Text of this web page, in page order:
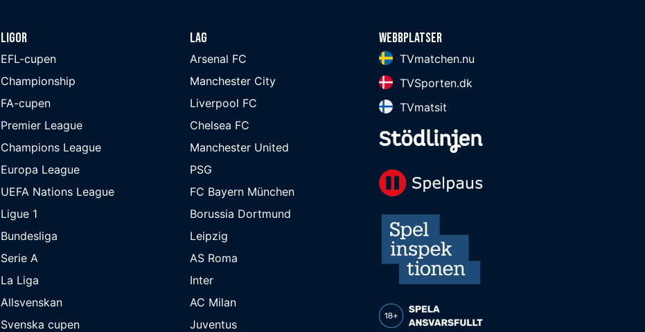
Ligor
EFL-cupen
Championship
FA-cupen
Premier League
Champions League
Europa League
UEFA Nations League
Ligue 1
Bundesliga
Serie A
La Liga
Allsvenskan
Svenska cupen
Lag
Arsenal FC
Manchester City
Liverpool FC
Chelsea FC
Manchester United
PSG
FC Bayern München
Borussia Dortmund
Leipzig
AS Roma
Inter
AC Milan
Juventus
Webbplatser
TVmatchen.nu
TVSporten.dk
TVmatsit